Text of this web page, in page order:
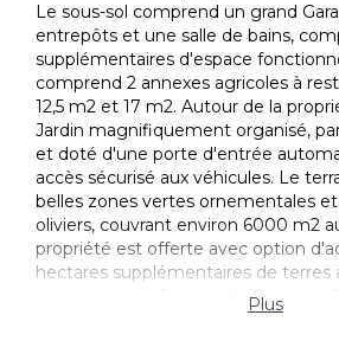
Le sous-sol comprend un grand
entrepôts et une salle de bains,
supplémentaires d'espace
comprend 2 annexes agricoles à
12,5 m2 et 17 m2. Autour de la
Jardin magnifiquement organisé,
et doté d'une porte d'entrée
accès sécurisé aux véhicules. Le
belles zones vertes ornementales
oliviers, couvrant environ 6000 m2
propriété est offerte avec option
hectares supplémentaires de terres
environnantes Terrain, dont environ
une dépendance agricole
Plus